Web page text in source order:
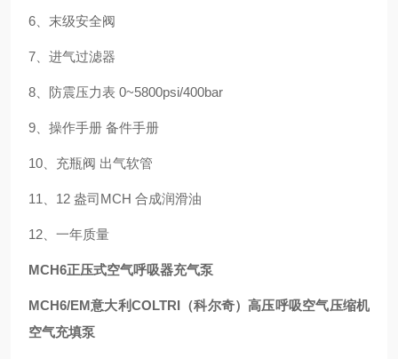
6、末级安全阀
7、进气过滤器
8、防震压力表 0~5800psi/400bar
9、操作手册 备件手册
10、充瓶阀 出气软管
11、12 盎司MCH 合成润滑油
12、一年质量
MCH6正压式空气呼吸器充气泵
MCH6/EM意大利COLTRI（科尔奇）高压呼吸空气压缩机
空气充填泵